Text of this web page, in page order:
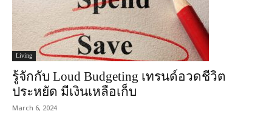
Living
รู้จักกับ Loud Budgeting เทรนด์อวดชีวิต
ประหยัด มีเงินเหลือเก็บ
March 6, 2024